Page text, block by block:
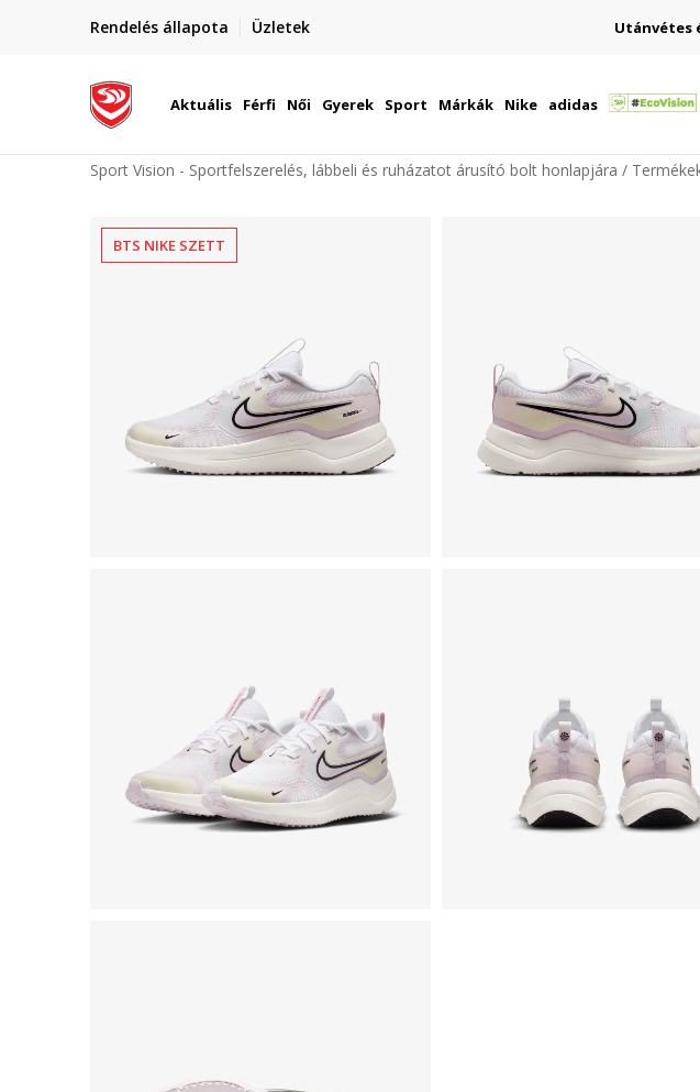
Rendelés állapota Üzletek
Szállítás Magyarország területén Utánvétes
Aktuális Férfi Női Gyerek Sport Márkák Nike adidas
Sport Vision - Sportfelszerelés, lábbeli és ruházatot árusító bolt honlapjára
BTS NIKE SZETT